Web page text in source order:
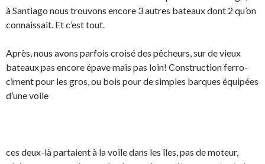
à Santiago nous trouvons encore 3 autres bateaux dont 2 qu’on
connaissait. Et c’est tout.
Après, nous avons parfois croisé des pêcheurs, sur de vieux
bateaux pas encore épave mais pas loin! Construction ferro-
ciment pour les gros, ou bois pour de simples barques équipées
d’une voile
ces deux-là partaient à la voile dans les îles, pas de moteur,